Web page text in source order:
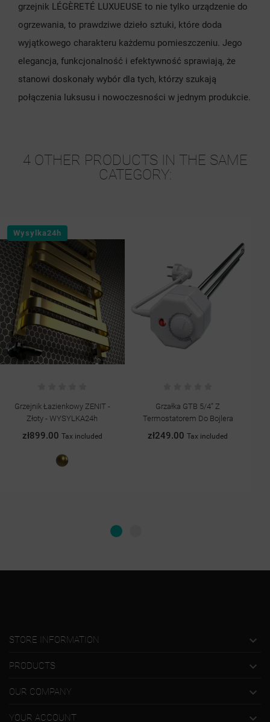
grzejnik LÉGÈRETÉ LUXUEUSE to nie tylko urządzenie do
ogrzewania, to prawdziwe dzieło sztuki, które doda
wyjątkowego charakteru każdemu pomieszczeniu. Jego
elegancja, funkcjonalność i efektywność sprawiają, że
stanowi doskonały wybór dla tych, którzy szukają
połączenia luksusu i nowoczesności w jednym produkcie.
4 OTHER PRODUCTS IN THE SAME
CATEGORY:
Wysylka24h
Grzejnik Łazienkowy ZENIT -
Złoty - WYSYLKA24h
zł899.00 Tax included
Złoty
Grzałka GTB 5/4” Z
Termostatorem Do Bojlera
zł249.00Tax included
STORE INFORMATION 
PRODUCTS 
OUR COMPANY 
YOUR ACCOUNT 